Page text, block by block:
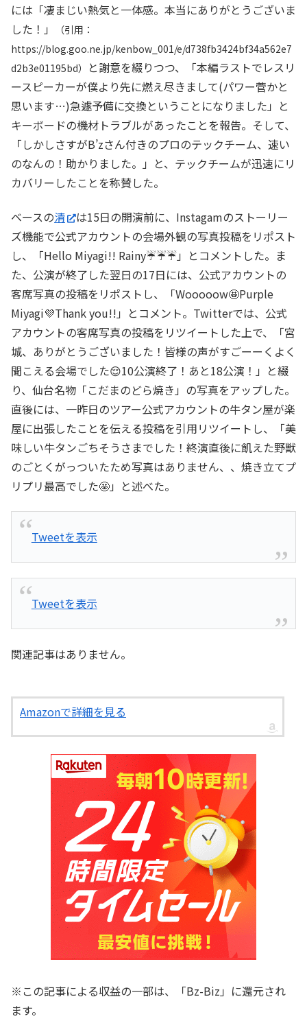
には「凄まじい熱気と一体感。本当にありがとうございま
した！」
（引用：
https://blog.goo.ne.jp/kenbow_001/e/d738fb3424bf34a562e7
d2b3e01195bd）
と謝意を綴りつつ、「本編ラストでレスリ
ースピーカーが僕より先に燃え尽きまして(パワー菅かと
思います…)急遽予備に交換ということになりました」と
キーボードの機材トラブルがあったことを報告。そして、
「しかしさすがB’zさん付きのプロのテックチーム、速い
のなんの！助かりました。」と、テックチームが迅速にリ
カバリーしたことを称賛した。
ベースの清
は15日の開演前に、Instagamのストーリー
ズ機能で公式アカウントの会場外観の写真投稿をリポスト
し、「Hello Miyagi!! Rainy☔☔☔」とコメントした。ま
た、公演が終了した翌日の17日には、公式アカウントの
客席写真の投稿をリポストし、「Wooooow🤩Purple
Miyagi💜Thank you!!」とコメント。Twitterでは、公式
アカウントの客席写真の投稿をリツイートした上で、「宮
城、ありがとうございました！皆様の声がすごーーくよく
聞こえる会場でした😌10公演終了！あと18公演！」と綴
り、仙台名物「こだまのどら焼き」の写真をアップした。
直後には、一昨日のツアー公式アカウントの牛タン屋が楽
屋に出張したことを伝える投稿を引用リツイートし、「美
味しい牛タンごちそうさまでした！終演直後に飢えた野獣
のごとくがっついたため写真はありません、、焼き立てプ
リプリ最高でした🤩」と述べた。
Tweetを表示
Tweetを表示
関連記事はありません。
Amazonで詳細を見る
※この記事による収益の一部は、「Bz-Biz」に還元され
ます。